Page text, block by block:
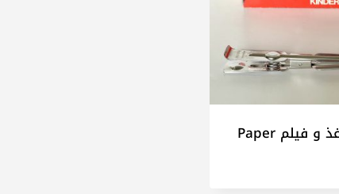
گیره کاغذ و فیلم Paper